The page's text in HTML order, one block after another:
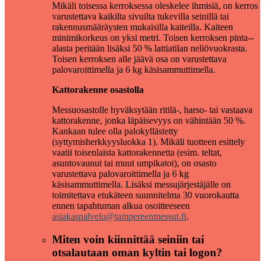
Mikäli toisessa kerroksessa oleskelee ihmisiä, on kerros
varustettava kaikilta sivuilta tukevilla seinillä tai
rakennusmääräysten mukaisilla kaiteilla. Kaiteen
minimikorkeus on yksi metri. Toisen kerroksen pinta-­
alasta peritään lisäksi 50 % lattiatilan neliövuokrasta.
Toisen kerroksen alle jäävä osa on varustettava
palovaroittimella ja 6 kg käsisammuttimella.
Kattorakenne osastolla
Messuosastolle hyväksytään ritilä-, harso- tai vastaava
kattorakenne, jonka läpäisevyys on vähintään 50 %.
Kankaan tulee olla palokyllästetty
(syttymisherkkyysluokka 1). Mikäli tuotteen esittely
vaatii toisenlaista kattorakennetta (esim. teltat,
asuntovaunut tai muut umpikatot), on osasto
varustettava palovaroittimella ja 6 kg
käsisammuttimella. Lisäksi messujärjestäjälle on
toimitettava etukäteen suunnitelma 30 vuorokautta
ennen tapahtuman alkua osoitteeseen
asiakaspalvelu@tampereenmessut.fi.
Miten voin kiinnittää seiniin tai
otsalautaan oman kyltin tai logon?